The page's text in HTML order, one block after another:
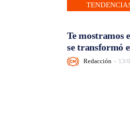
Te mostramos
se transformó
Redacción - 13/